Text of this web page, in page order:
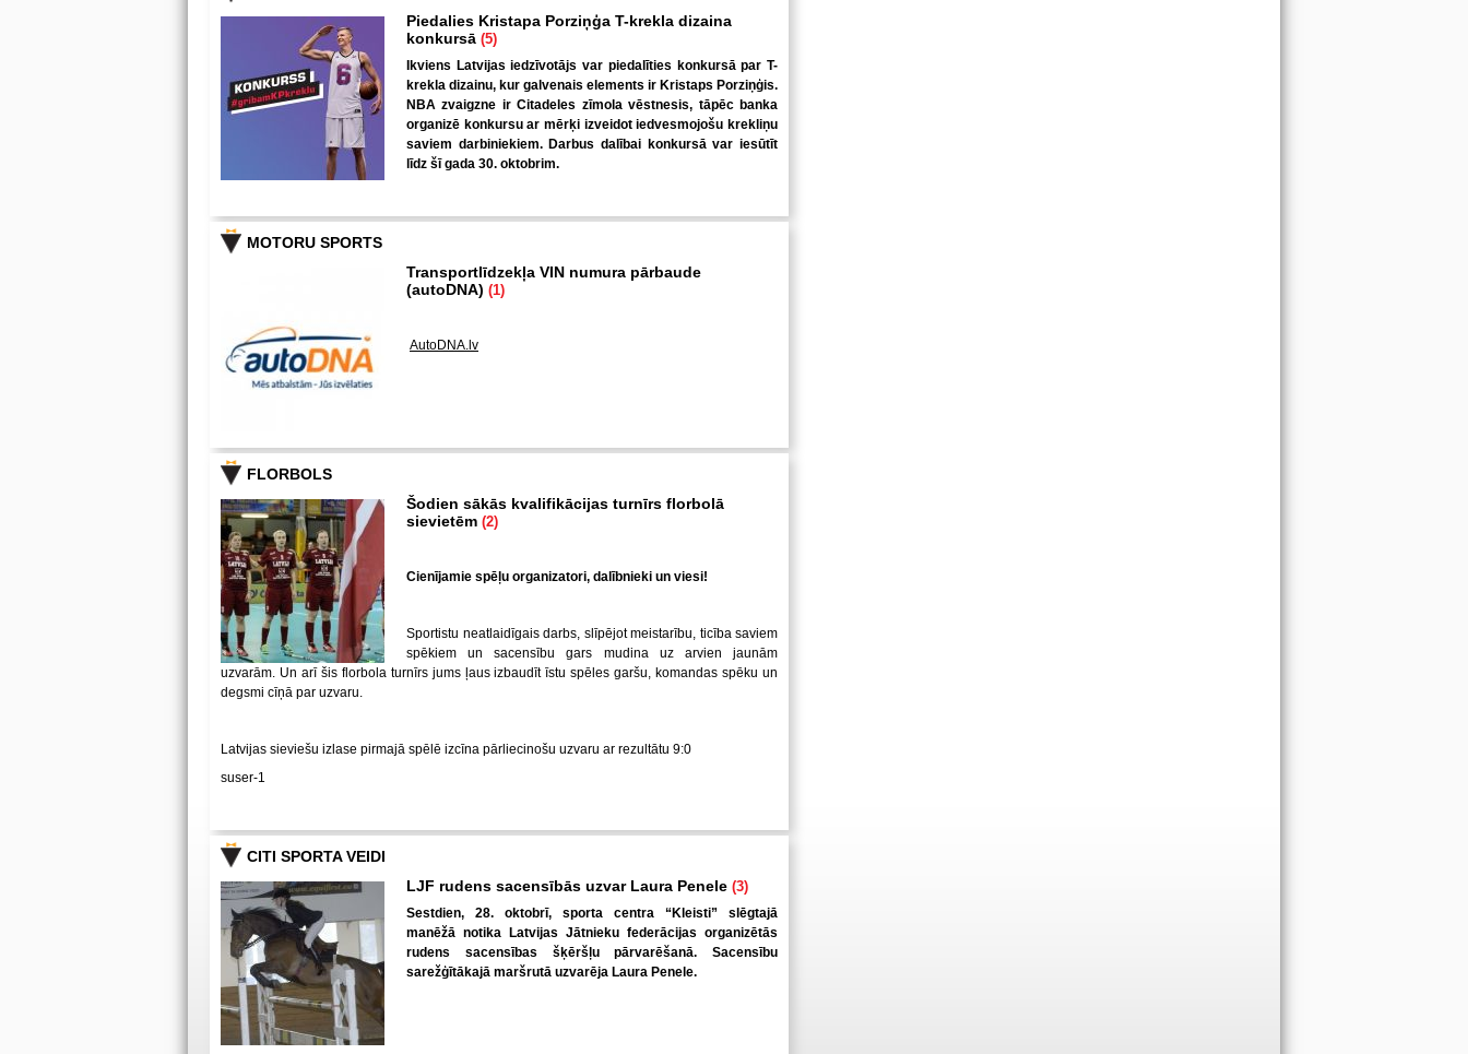
Piedalies Kristapa Porziņģa T-krekla dizaina
konkursā (5)
Ikviens Latvijas iedzīvotājs var piedalīties konkursā par T-
krekla dizainu, kur galvenais elements ir Kristaps Porziņģis.
NBA zvaigzne ir Citadeles zīmola vēstnesis, tāpēc banka
organizē konkursu ar mērķi izveidot iedvesmojošu krekliņu
saviem darbiniekiem. Darbus dalībai konkursā var iesūtīt
līdz šī gada 30. oktobrim.
MOTORU SPORTS
Transportlīdzekļa VIN numura pārbaude
(autoDNA) (1)
AutoDNA.lv
FLORBOLS
Šodien sākās kvalifikācijas turnīrs florbolā
sievietēm (2)
Cienījamie spēļu organizatori, dalībnieki un viesi!
Sportistu neatlaidīgais darbs, slīpējot meistarību, ticība saviem
spēkiem un sacensību gars mudina uz arvien jaunām
uzvarām. Un arī šis florbola turnīrs jums ļaus izbaudīt īstu spēles garšu, komandas spēku un
degsmi cīņā par uzvaru.
Latvijas sieviešu izlase pirmajā spēlē izcīna pārliecinošu uzvaru ar rezultātu 9:0
suser-1
CITI SPORTA VEIDI
LJF rudens sacensībās uzvar Laura Penele (3)
Sestdien, 28. oktobrī, sporta centra “Kleisti” slēgtajā
manēžā notika Latvijas Jātnieku federācijas organizētās
rudens sacensības šķēršļu pārvarēšanā. Sacensību
sarežģītākajā maršrutā uzvarēja Laura Penele.